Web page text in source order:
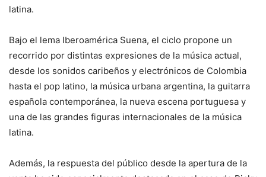
latina.
Bajo el lema Iberoamérica Suena, el ciclo propone un
recorrido por distintas expresiones de la música actual,
desde los sonidos caribeños y electrónicos de Colombia
hasta el pop latino, la música urbana argentina, la guitarra
española contemporánea, la nueva escena portuguesa y
una de las grandes figuras internacionales de la música
latina.
Además, la respuesta del público desde la apertura de la